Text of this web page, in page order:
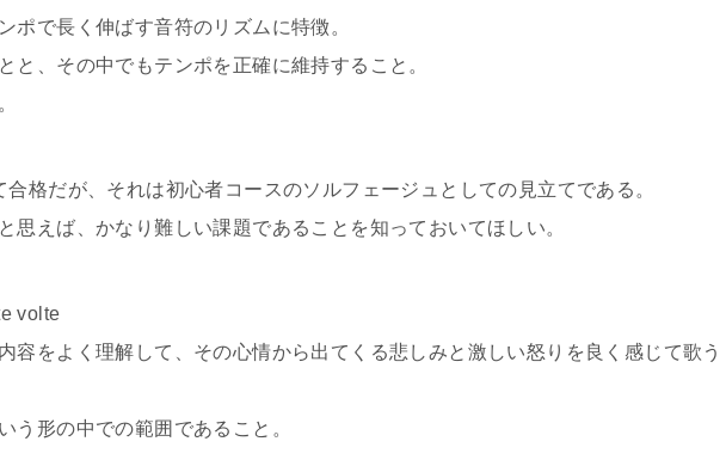
ポで長く伸ばす音符のリズムに特徴。
と、その中でもテンポを正確に維持すること。
格だが、それは初心者コースのソルフェージュとしての見立てである。
思えば、かなり難しい課題であることを知っておいてほしい。
volte
容をよく理解して、その心情から出てくる悲しみと激しい怒りを良く感じて歌う
う形の中での範囲であること。